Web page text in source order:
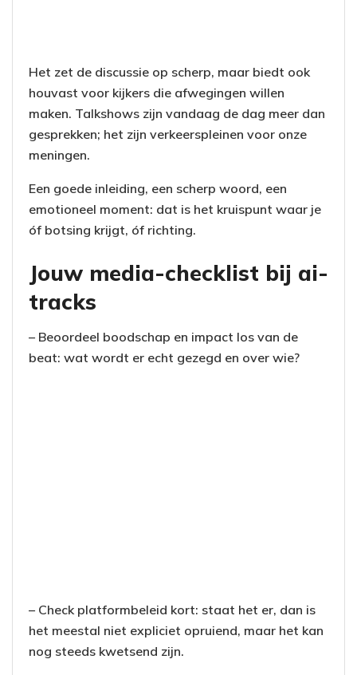
Het zet de discussie op scherp, maar biedt ook
houvast voor kijkers die afwegingen willen
maken. Talkshows zijn vandaag de dag meer dan
gesprekken; het zijn verkeerspleinen voor onze
meningen.
Een goede inleiding, een scherp woord, een
emotioneel moment: dat is het kruispunt waar je
óf botsing krijgt, óf richting.
Jouw media-checklist bij ai-
tracks
– Beoordeel boodschap en impact los van de
beat: wat wordt er echt gezegd en over wie?
– Check platformbeleid kort: staat het er, dan is
het meestal niet expliciet opruiend, maar het kan
nog steeds kwetsend zijn.